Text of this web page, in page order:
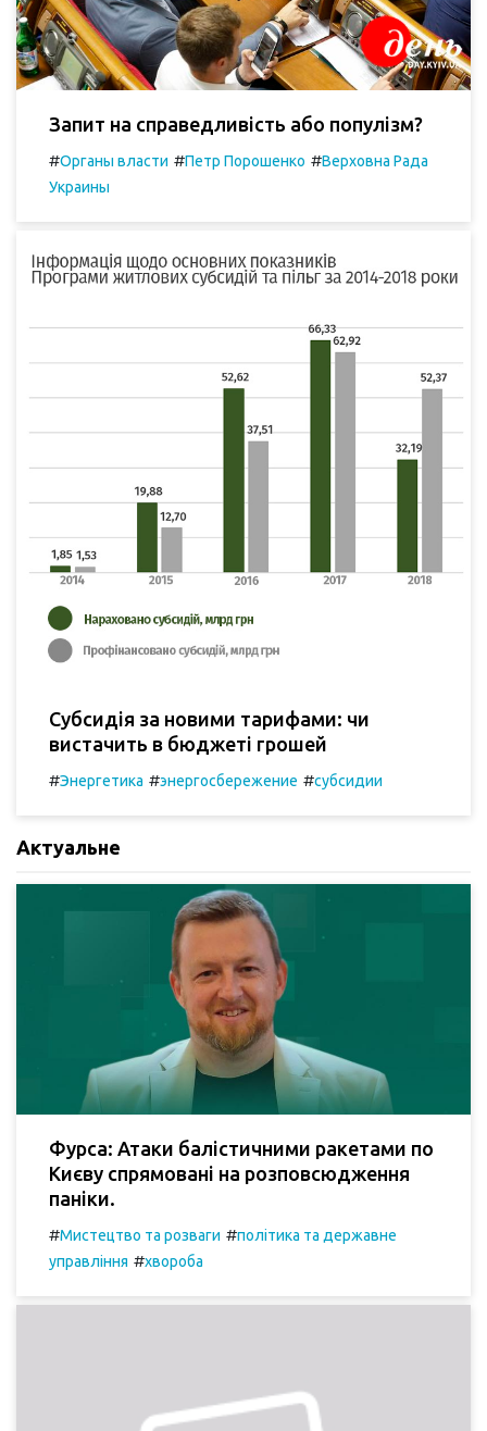
Запит на справедливість або популізм?
#Органы власти #Петр Порошенко #Верховна Рада
Украины
Субсидія за новими тарифами: чи
вистачить в бюджеті грошей
#Энергетика #энергосбережение #субсидии
Актуальне
Фурса: Атаки балістичними ракетами по
Києву спрямовані на розповсюдження
паніки.
#Мистецтво та розваги #політика та державне
управління #хвороба